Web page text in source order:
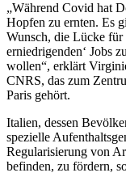
„Während Covid hat
Hopfen zu ernten. Es
Wunsch, die Lücke für
erniedrigenden‘ Jobs
wollen“, erklärt
CNRS, das zum
Paris gehört.
Italien, dessen
spezielle
Regularisierung von
befinden, zu fördern,